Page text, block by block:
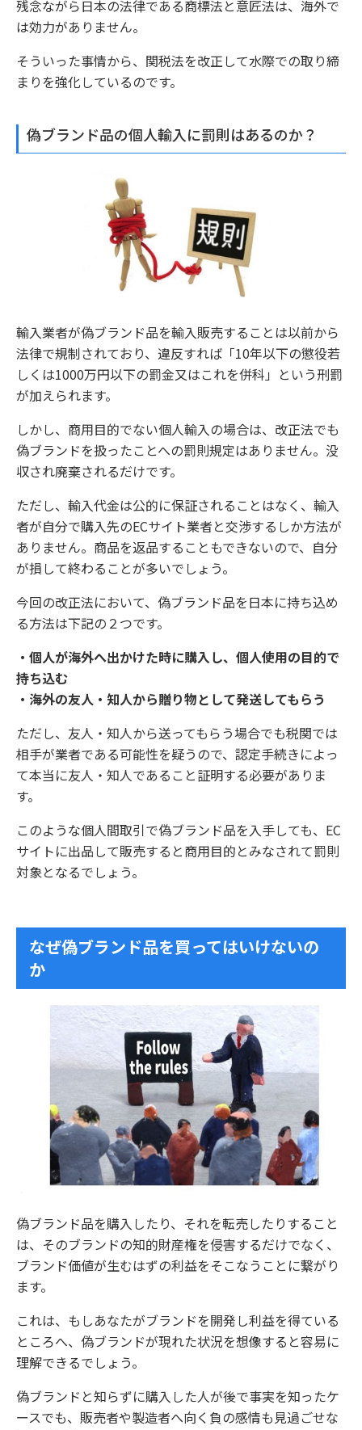
残念ながら日本の法律である商標法と意匠法は、海外で
は効力がありません。
そういった事情から、関税法を改正して水際での取り締
まりを強化しているのです。
偽ブランド品の個人輸入に罰則はあるのか？
輸入業者が偽ブランド品を輸入販売することは以前から
法律で規制されており、違反すれば「10年以下の懲役若
しくは1000万円以下の罰金又はこれを併科」という刑罰
が加えられます。
しかし、商用目的でない個人輸入の場合は、改正法でも
偽ブランドを扱ったことへの罰則規定はありません。没
収され廃棄されるだけです。
ただし、輸入代金は公的に保証されることはなく、輸入
者が自分で購入先のECサイト業者と交渉するしか方法が
ありません。商品を返品することもできないので、自分
が損して終わることが多いでしょう。
今回の改正法において、偽ブランド品を日本に持ち込め
る方法は下記の２つです。
・個人が海外へ出かけた時に購入し、個人使用の目的で
持ち込む
・海外の友人・知人から贈り物として発送してもらう
ただし、友人・知人から送ってもらう場合でも税関では
相手が業者である可能性を疑うので、認定手続きによっ
て本当に友人・知人であること証明する必要がありま
す。
このような個人間取引で偽ブランド品を入手しても、EC
サイトに出品して販売すると商用目的とみなされて罰則
対象となるでしょう。
なぜ偽ブランド品を買ってはいけないの
か
偽ブランド品を購入したり、それを転売したりすること
は、そのブランドの知的財産権を侵害するだけでなく、
ブランド価値が生むはずの利益をそこなうことに繋がり
ます。
これは、もしあなたがブランドを開発し利益を得ている
ところへ、偽ブランドが現れた状況を想像すると容易に
理解できるでしょう。
偽ブランドと知らずに購入した人が後で事実を知ったケ
ースでも、販売者や製造者へ向く負の感情も見過ごせな